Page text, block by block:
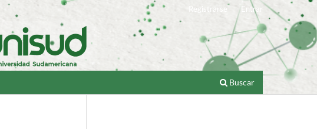
Buscar
Registrarse Entrar